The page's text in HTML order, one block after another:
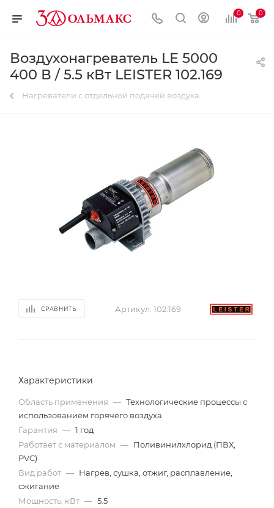
0 0
Воздухонагреватель LE 5000
400 В / 5.5 кВт LEISTER 102.169
Нагреватели с отдельной подачей воздуха
СРАВНИТЬ Артикул: 102.169
Характеристики
Область применения — Технологические процессы с
использованием горячего воздуха
Гарантия — 1 год
Работает с материалом — Поливинилхлорид (ПВХ,
PVC)
Вид работ — Нагрев, сушка, отжиг, расплавление,
сжигание
Мощность, кВт — 5.5